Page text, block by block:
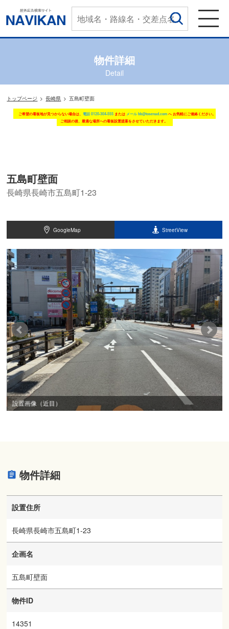
物件詳細
Detail
トップページ 長崎県 五島町壁面
ご希望の看板地が見つからない場合は、 電話 0120-304-555 または メール bb@tosenad.com へ お気軽にご連絡ください。
ご相談の後、最適な場所への看板設置提案をさせていただきます。
五島町壁面
長崎県長崎市五島町1-23
GoogleMap StreetView
設置画像（近目）
物件詳細
設置住所
長崎県長崎市五島町1-23
企画名
五島町壁面
物件ID
14351